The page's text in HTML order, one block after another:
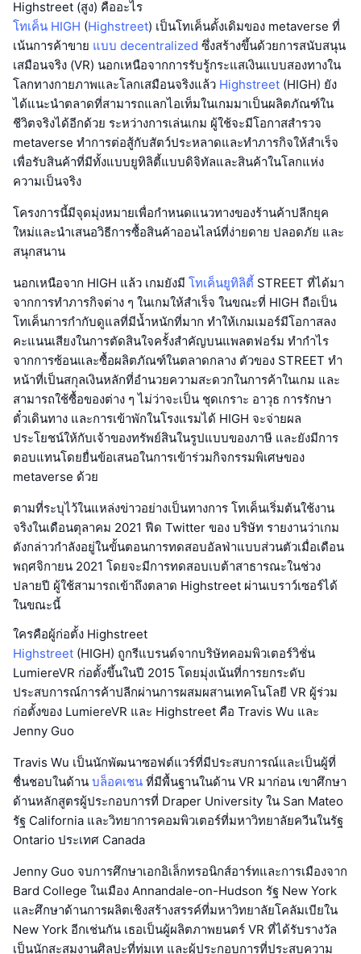
Highstreet (สูง) คืออะไร
โทเค็น HIGH (Highstreet) เป็นโทเค็นดั้งเดิมของ metaverse ที่
เน้นการค้าขาย แบบ decentralized ซึ่งสร้างขึ้นด้วยการสนับสนุน
เสมือนจริง (VR) นอกเหนือจากการรับรู้กระแสเงินแบบสองทางใน
โลกทางกายภาพและโลกเสมือนจริงแล้ว Highstreet (HIGH) ยัง
ได้แนะนำตลาดที่สามารถแลกไอเท็มในเกมมาเป็นผลิตภัณฑ์ใน
ชีวิตจริงได้อีกด้วย ระหว่างการเล่นเกม ผู้ใช้จะมีโอกาสสำรวจ
metaverse ทำการต่อสู้กับสัตว์ประหลาดและทำภารกิจให้สำเร็จ
เพื่อรับสินค้าที่มีทั้งแบบยูทิลิตี้แบบดิจิทัลและสินค้าในโลกแห่ง
ความเป็นจริง
โครงการนี้มีจุดมุ่งหมายเพื่อกำหนดแนวทางของร้านค้าปลีกยุค
ใหม่และนำเสนอวิธีการซื้อสินค้าออนไลน์ที่ง่ายดาย ปลอดภัย และ
สนุกสนาน
นอกเหนือจาก HIGH แล้ว เกมยังมี โทเค็นยูทิลิตี้ STREET ที่ได้มา
จากการทำภารกิจต่าง ๆ ในเกมให้สำเร็จ ในขณะที่ HIGH ถือเป็น
โทเค็นการกำกับดูแลที่มีน้ำหนักที่มาก ทำให้เกมเมอร์มีโอกาสลง
คะแนนเสียงในการตัดสินใจครั้งสำคัญบนแพลตฟอร์ม ทำกำไร
จากการซ้อนและซื้อผลิตภัณฑ์ในตลาดกลาง ตัวของ STREET ทำ
หน้าที่เป็นสกุลเงินหลักที่อำนวยความสะดวกในการค้าในเกม และ
สามารถใช้ซื้อของต่าง ๆ ไม่ว่าจะเป็น ชุดเกราะ อาวุธ การรักษา
ตั๋วเดินทาง และการเข้าพักในโรงแรมได้ HIGH จะจ่ายผล
ประโยชน์ให้กับเจ้าของทรัพย์สินในรูปแบบของภาษี และยังมีการ
ตอบแทนโดยยื่นข้อเสนอในการเข้าร่วมกิจกรรมพิเศษของ
metaverse ด้วย
ตามที่ระบุไว้ในแหล่งข่าวอย่างเป็นทางการ โทเค็นเริ่มต้นใช้งาน
จริงในเดือนตุลาคม 2021 ฟีด Twitter ของ บริษัท รายงานว่าเกม
ดังกล่าวกำลังอยู่ในขั้นตอนการทดสอบอัลฟ่าแบบส่วนตัวเมื่อเดือน
พฤศจิกายน 2021 โดยจะมีการทดสอบเบต้าสาธารณะในช่วง
ปลายปี ผู้ใช้สามารถเข้าถึงตลาด Highstreet ผ่านเบราว์เซอร์ได้
ในขณะนี้
ใครคือผู้ก่อตั้ง Highstreet
Highstreet (HIGH) ถูกรีแบรนด์จากบริษัทคอมพิวเตอร์วิชั่น
LumiereVR ก่อตั้งขึ้นในปี 2015 โดยมุ่งเน้นที่การยกระดับ
ประสบการณ์การค้าปลีกผ่านการผสมผสานเทคโนโลยี VR ผู้ร่วม
ก่อตั้งของ LumiereVR และ Highstreet คือ Travis Wu และ
Jenny Guo
Travis Wu เป็นนักพัฒนาซอฟต์แวร์ที่มีประสบการณ์และเป็นผู้ที่
ชื่นชอบในด้าน บล็อคเชน ที่มีพื้นฐานในด้าน VR มาก่อน เขาศึกษา
ด้านหลักสูตรผู้ประกอบการที่ Draper University ​​ใน San Mateo
รัฐ California และวิทยาการคอมพิวเตอร์ที่มหาวิทยาลัยควีนในรัฐ
Ontario ประเทศ Canada
Jenny Guo จบการศึกษาเอกอิเล็กทรอนิกส์อาร์ทและการเมืองจาก
Bard College ในเมือง Annandale-on-Hudson รัฐ New York
และศึกษาด้านการผลิตเชิงสร้างสรรค์ที่มหาวิทยาลัยโคลัมเบียใน
New York อีกเช่นกัน เธอเป็นผู้ผลิตภาพยนตร์ VR ที่ได้รับรางวัล
เป็นนักสะสมงานศิลปะที่ทุ่มเท และผู้ประกอบการที่ประสบความ